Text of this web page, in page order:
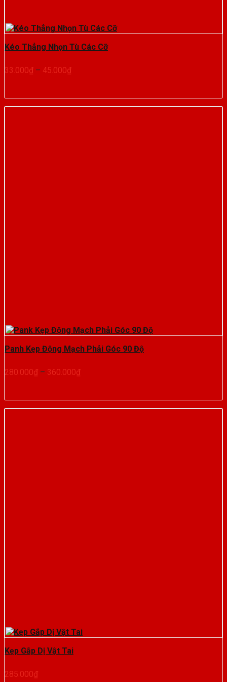
Kéo Thẳng Nhọn Tù Các Cỡ
33.000₫ – 45.000₫Khoảng
33.000₫
đến
Panh Kẹp Động Mạch Phải Góc 90 Độ
280.000₫ – 360.000₫Khoảng
280.000₫
đến
Kẹp Gắp Dị Vật Tai
285.000₫